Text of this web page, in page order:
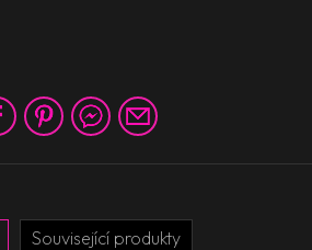
Související produkty